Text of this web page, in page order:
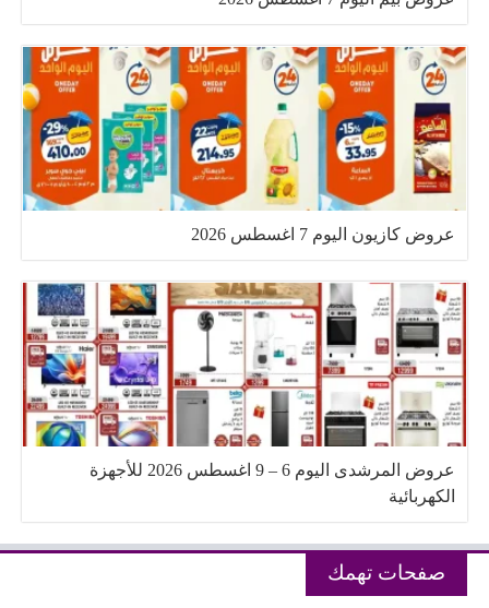
عروض كازيون اليوم 7 اغسطس 2026
عروض المرشدى اليوم 6 – 9 اغسطس 2026 للأجهزة
الكهربائية
صفحات تهمك